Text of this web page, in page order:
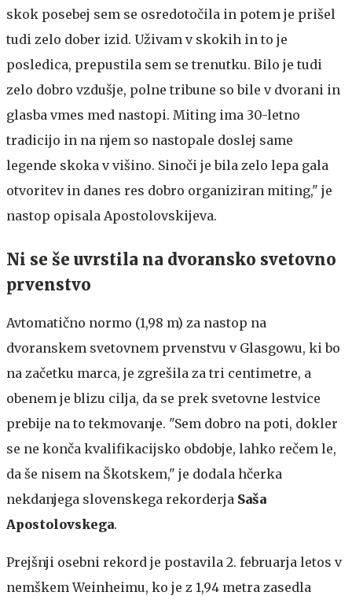
skok posebej sem se osredotočila in potem je prišel
tudi zelo dober izid. Uživam v skokih in to je
posledica, prepustila sem se trenutku. Bilo je tudi
zelo dobro vzdušje, polne tribune so bile v dvorani in
glasba vmes med nastopi. Miting ima 30-letno
tradicijo in na njem so nastopale doslej same
legende skoka v višino. Sinoči je bila zelo lepa gala
otvoritev in danes res dobro organiziran miting," je
nastop opisala Apostolovskijeva.
Ni se še uvrstila na dvoransko svetovno
prvenstvo
Avtomatično normo (1,98 m) za nastop na
dvoranskem svetovnem prvenstvu v Glasgowu, ki bo
na začetku marca, je zgrešila za tri centimetre, a
obenem je blizu cilja, da se prek svetovne lestvice
prebije na to tekmovanje. "Sem dobro na poti, dokler
se ne konča kvalifikacijsko obdobje, lahko rečem le,
da še nisem na Škotskem," je dodala hčerka
nekdanjega slovenskega rekorderja Saša
Apostolovskega.
Prejšnji osebni rekord je postavila 2. februarja letos v
nemškem Weinheimu, ko je z 1,94 metra zasedla